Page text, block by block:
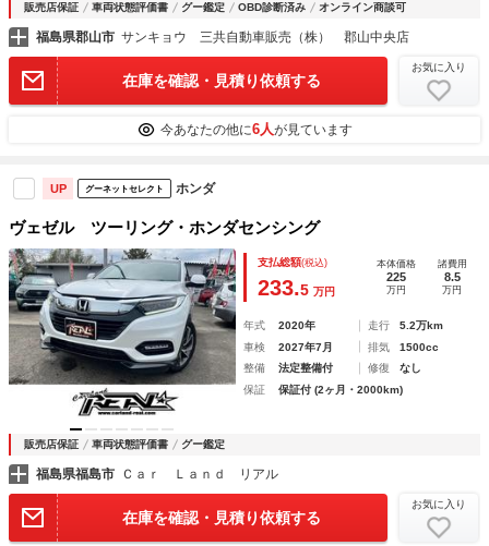
販売店保証 車両状態評価書 グー鑑定 OBD診断済み オンライン商談可
福島県郡山市 サンキョウ 三共自動車販売（株） 郡山中央店
在庫を確認・見積り依頼する
お気に入り
今あなたの他に6人が見ています
UP グーネットセレクト ホンダ
ヴェゼル ツーリング・ホンダセンシング
支払総額(税込)
233.5 万円
本体価格
225
万円
諸費用
8.5
万円
年式 2020年 走行
5.2万km
車検
2027年7月 排気
1500cc
整備
法定整備付 修復
なし
保証
保証付 (2ヶ月・2000km)
販売店保証 車両状態評価書 グー鑑定
福島県福島市 Ｃａｒ Ｌａｎｄ リアル
在庫を確認・見積り依頼する
お気に入り